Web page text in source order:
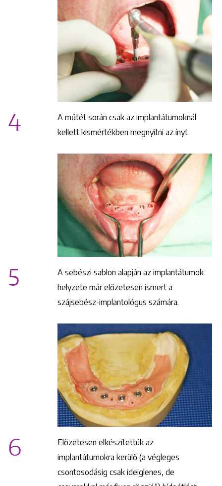
4
A műtét során csak az implantátumoknál
kellett kismértékben megnyitni az ínyt
5
A sebészi sablon alapján az implantátumok
helyzete már előzetesen ismert a
szájsebész-implantológus számára.
6
Előzetesen elkészítettük az
implantátumokra kerülő (a végleges
csontosodásig csak ideiglenes, de